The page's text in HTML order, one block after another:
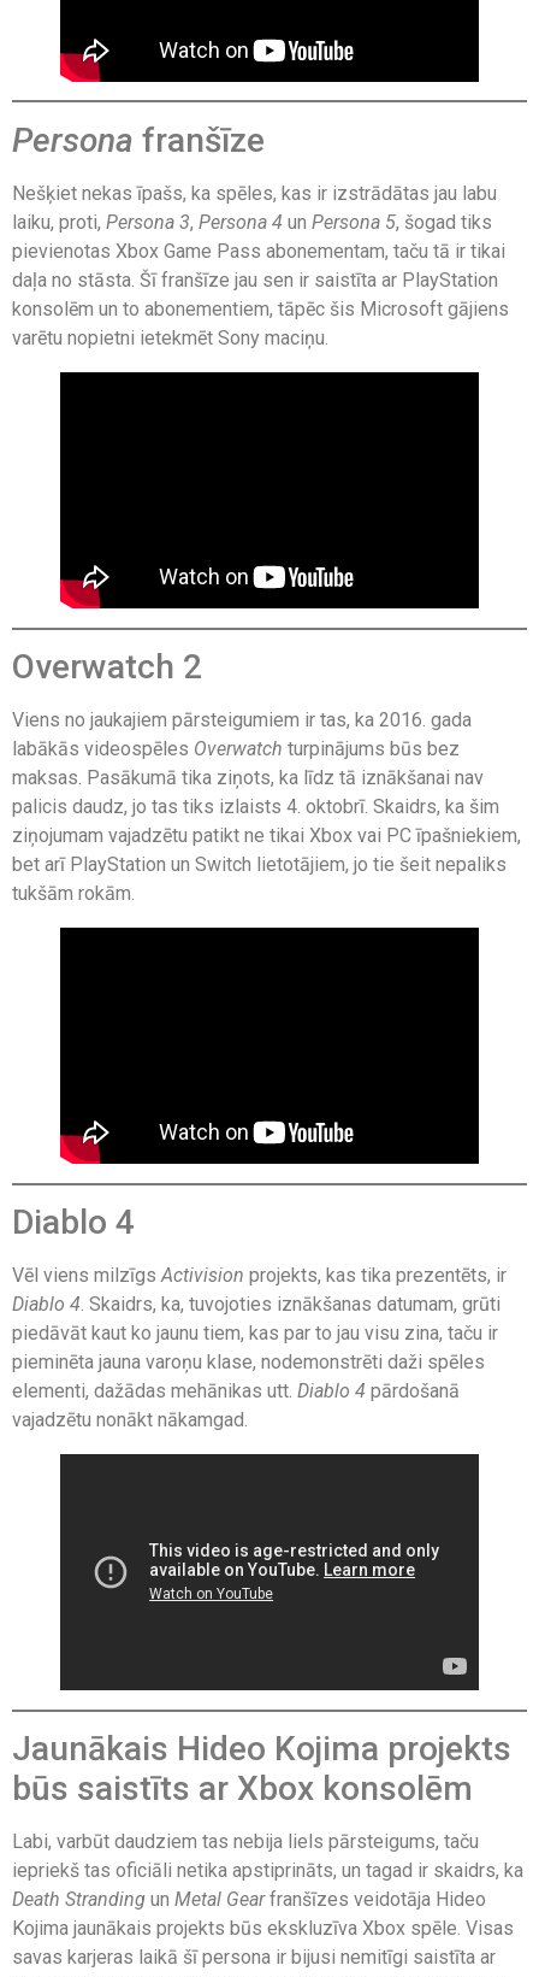
Persona franšīze
Nešķiet nekas īpašs, ka spēles, kas ir izstrādātas jau labu
laiku, proti, Persona 3, Persona 4 un Persona 5, šogad tiks
pievienotas Xbox Game Pass abonementam, taču tā ir tikai
daļa no stāsta. Šī franšīze jau sen ir saistīta ar PlayStation
konsolēm un to abonementiem, tāpēc šis Microsoft gājiens
varētu nopietni ietekmēt Sony maciņu.
Overwatch 2
Viens no jaukajiem pārsteigumiem ir tas, ka 2016. gada
labākās videospēles Overwatch turpinājums būs bez
maksas. Pasākumā tika ziņots, ka līdz tā iznākšanai nav
palicis daudz, jo tas tiks izlaists 4. oktobrī. Skaidrs, ka šim
ziņojumam vajadzētu patikt ne tikai Xbox vai PC īpašniekiem,
bet arī PlayStation un Switch lietotājiem, jo ​​tie šeit nepaliks
tukšām rokām.
Diablo 4
Vēl viens milzīgsActivision projekts, kas tika prezentēts, ir
Diablo 4. Skaidrs, ka, tuvojoties iznākšanas datumam, grūti
piedāvāt kaut ko jaunu tiem, kas par to jau visu zina, taču ir
pieminēta jauna varoņu klase, nodemonstrēti daži spēles
elementi, dažādas mehānikas utt. Diablo 4 pārdošanā
vajadzētu nonākt nākamgad.
Jaunākais Hideo Kojima projekts
būs saistīts ar Xbox konsolēm
Labi, varbūt daudziem tas nebija liels pārsteigums, taču
iepriekš tas oficiāli netika apstiprināts, un tagad ir skaidrs, ka
Death Stranding un Metal Gearfranšīzes veidotāja Hideo
Kojima jaunākais projekts būs ekskluzīva Xbox spēle. Visas
savas karjeras laikā šī persona ir bijusi nemitīgi saistīta ar